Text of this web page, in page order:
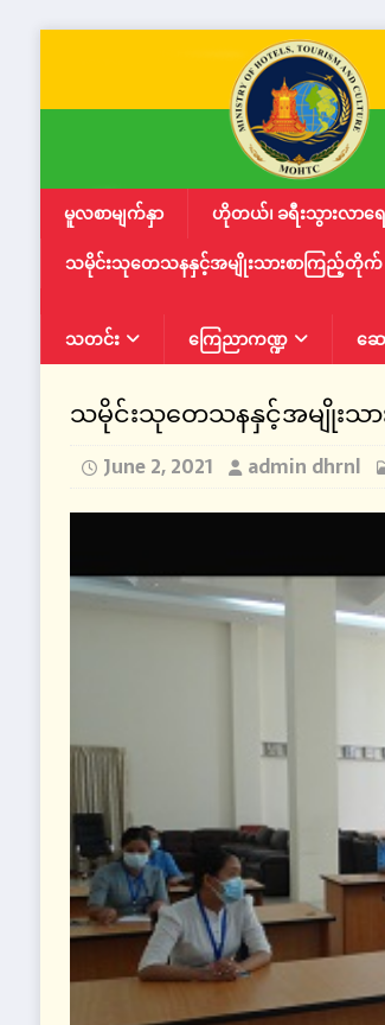
မူလစာမျက်နှာ ဟိုတယ်၊ ခရီးသွားလာရေ
သမိုင်းသုတေသနနှင့်အမျိုးသားစာကြည့်တိုက် ဦ
သတင်း ကြေညာကဏ္ဍ ဆေ
သမိုင်းသုတေသနနှင့်အမျိုးသာ
June 2, 2021 admin dhrnl